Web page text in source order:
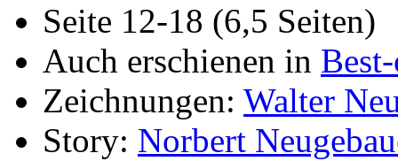
Seite 12-18 (6,5 Seiten)
Auch erschienen in
Zeichnungen: Walter
Story: Norbert